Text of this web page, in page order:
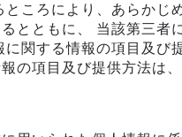
ころにより、あらかじ
とともに、 当該第三者
関する情報の項目及び
の項目及び提供方法は